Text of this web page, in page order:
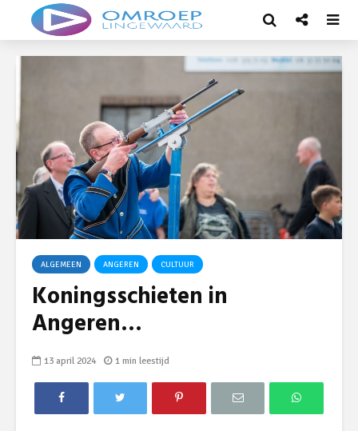
ALGEMEEN ANGEREN CULTUUR
Koningsschieten in
Angeren…
13 april 2024 1 min leestijd